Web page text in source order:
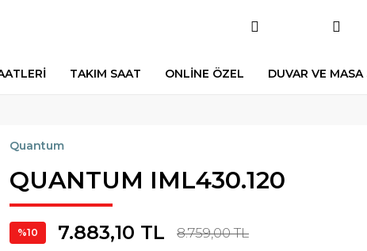
TAKIM SAAT ONLİNE ÖZEL DUVAR VE
Quantum
QUANTUM IML430.120
%10 7.883,10 TL 8.759,00 TL